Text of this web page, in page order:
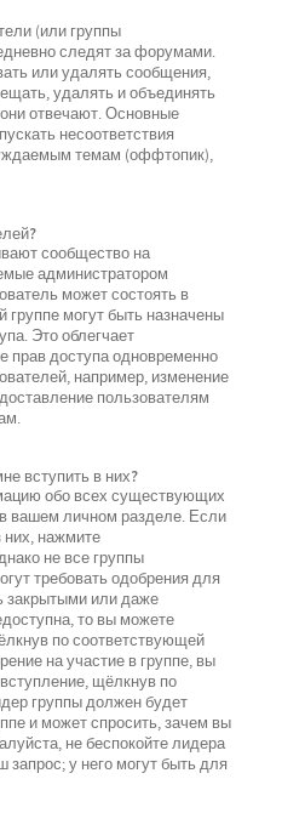
(или группы
следят за форумами.
или удалять сообщения,
удалять и объединять
отвечают. Основные
несоответствия
темам (оффтопик),
сообщество на
администратором
может состоять в
группе могут быть назначены
Это облегчает
прав доступа одновременно
например, изменение
пользователям
вступить в них?
обо всех существующих
вашем личном разделе. Если
них, нажмите
не все группы
требовать одобрения для
закрытыми или даже
то вы можете
по соответствующей
на участие в группе, вы
щёлкнув по
группы должен будет
и может спросить, зачем вы
не беспокойте лидера
запрос; у него могут быть для